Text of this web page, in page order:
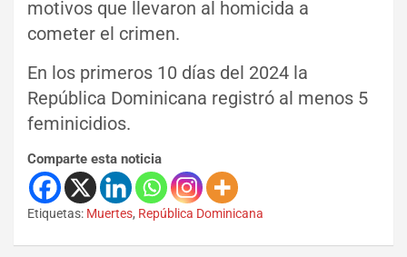
motivos que llevaron al homicida a
cometer el crimen.
En los primeros 10 días del 2024 la
República Dominicana registró al menos 5
feminicidios.
Comparte esta noticia
Etiquetas: Muertes, República Dominicana